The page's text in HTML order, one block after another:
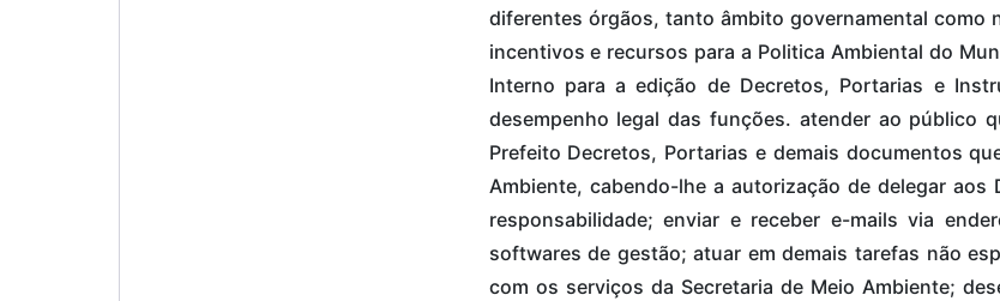
diferentes órgãos, tanto âmbito governamental como
incentivos e recursos para a Politica Ambiental do
Interno para a edição de Decretos, Portarias e
desempenho legal das funções. atender ao público
Prefeito Decretos, Portarias e demais documentos
Ambiente, cabendo-lhe a autorização de delegar
responsabilidade; enviar e receber e-mails via
softwares de gestão; atuar em demais tarefas não
com os serviços da Secretaria de Meio Ambiente;